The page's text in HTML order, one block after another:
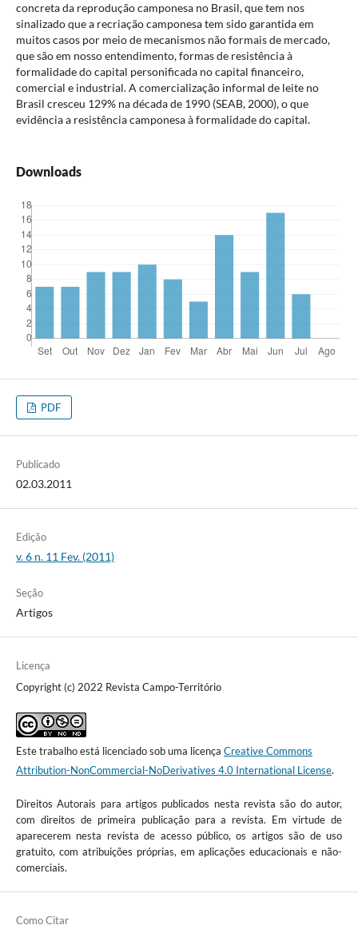
concreta da reprodução camponesa no Brasil, que tem nos
sinalizado que a recriação camponesa tem sido garantida em
muitos casos por meio de mecanismos não formais de mercado,
que são em nosso entendimento, formas de resistência à
formalidade do capital personificada no capital financeiro,
comercial e industrial. A comercialização informal de leite no
Brasil cresceu 129% na década de 1990 (SEAB, 2000), o que
evidência a resistência camponesa à formalidade do capital.
Downloads
PDF
Publicado
02.03.2011
Edição
v. 6 n. 11 Fev. (2011)
Seção
Artigos
Licença
Copyright (c) 2022 Revista Campo-Território
Este trabalho está licenciado sob uma licença Creative Commons
Attribution-NonCommercial-NoDerivatives 4.0 International License.
Direitos Autorais para artigos publicados nesta revista são do autor,
com direitos de primeira publicação para a revista. Em virtude de
aparecerem nesta revista de acesso público, os artigos são de uso
gratuito, com atribuições próprias, em aplicações educacionais e não-
comerciais.
Como Citar